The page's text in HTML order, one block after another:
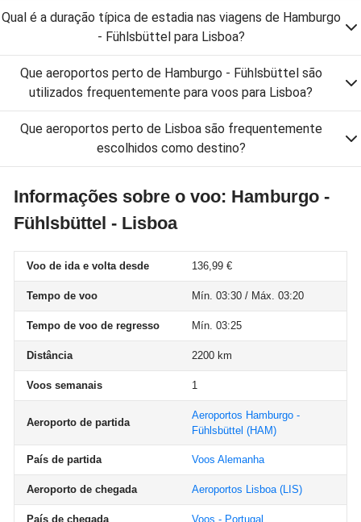
Qual é a duração típica de estadia nas viagens de Hamburgo
- Fühlsbüttel para Lisboa?
Que aeroportos perto de Hamburgo - Fühlsbüttel são
utilizados frequentemente para voos para Lisboa?
Que aeroportos perto de Lisboa são frequentemente
escolhidos como destino?
Informações sobre o voo: Hamburgo -
Fühlsbüttel - Lisboa
Voo de ida e volta desde 136,99 €
Tempo de voo Mín. 03:30 / Máx. 03:20
Tempo de voo de regresso Mín. 03:25
Distância 2200 km
Voos semanais 1
Aeroporto de partida
Aeroportos Hamburgo -
Fühlsbüttel (HAM)
País de partida Voos Alemanha
Aeroporto de chegada Aeroportos Lisboa(LIS)
País de chegada Voos - Portugal